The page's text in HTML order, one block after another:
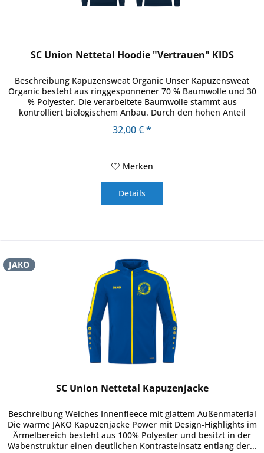
SC Union Nettetal Hoodie "Vertrauen" KIDS
Beschreibung Kapuzensweat Organic Unser Kapuzensweat
Organic besteht aus ringgesponnener 70 % Baumwolle und 30
% Polyester. Die verarbeitete Baumwolle stammt aus
kontrolliert biologischem Anbau. Durch den hohen Anteil
32,00 € *
Merken
Details
JAKO
SC Union Nettetal Kapuzenjacke
Beschreibung Weiches Innenfleece mit glattem Außenmaterial
Die warme JAKO Kapuzenjacke Power mit Design-Highlights im
Ärmelbereich besteht aus 100% Polyester und besitzt in der
Wabenstruktur einen deutlichen Kontrasteinsatz entlang der...